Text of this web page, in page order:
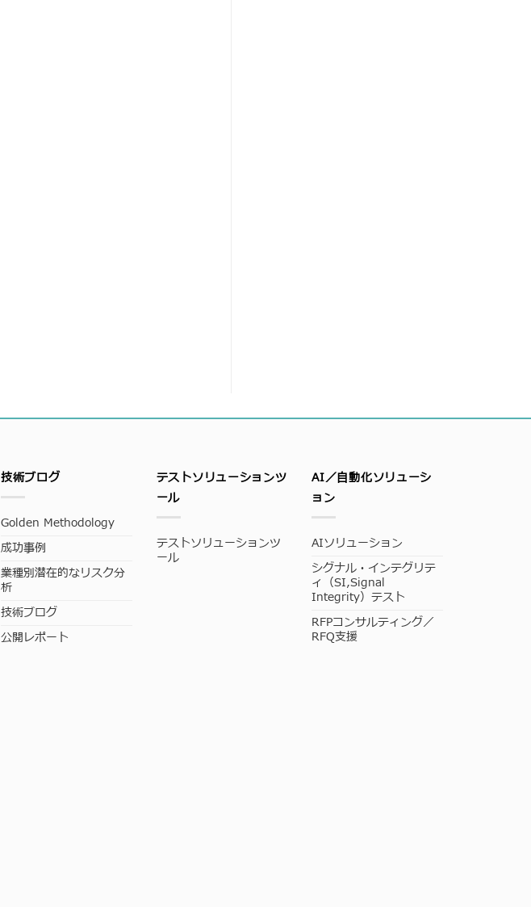
技術ブログ
Golden Methodology
成功事例
業種別潜在的なリスク分
析
技術ブログ
公開レポート
テストソリューションツ
ール
テストソリューションツ
ール
AI／自動化ソリューシ
ョン
AIソリューション
シグナル・インテグリテ
ィ（SI,Signal
Integrity）テスト
RFPコンサルティング／
RFQ支援